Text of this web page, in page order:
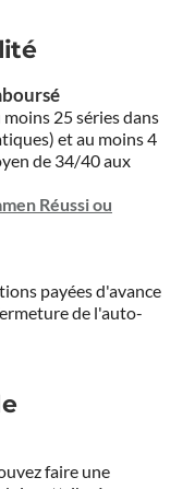
25 séries dans
et au moins 4
de 34/40 aux
Réussi ou
payées d'avance
de l'auto-
faire une